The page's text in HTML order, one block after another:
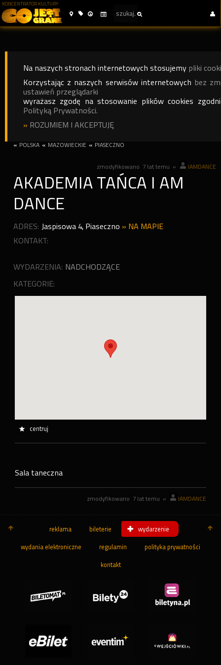
KONCENTRATOR KULTURY
Na naszych stronach internetowych stosujemy pliki
Korzystając z naszych serwisów internetowych bez
ustawień przeglądarki
wyrażasz zgodę na stosowanie plików cookies
Polityką Prywatności.
» ROZUMIEM I AKCEPTUJĘ
« POLSKA « MAZOWIECKIE « PIASECZNO
zmodyfikowano 7 lat temu » IAMDANCE
AKADEMIA TAŃCA I AM
DANCE
ADRES: Jaspisowa 4, Piaseczno » NA MAPIE
KONTAKT:
WYDARZENIA: NADCHODZĄCE
KATEGORIE:
centruj
Sala taneczna
zmodyfikowano 7 lat temu » IAMDANCE
reklama bileterie wydarzenie
wydania elektroniczne regulamin polityka prywatności
kontakt